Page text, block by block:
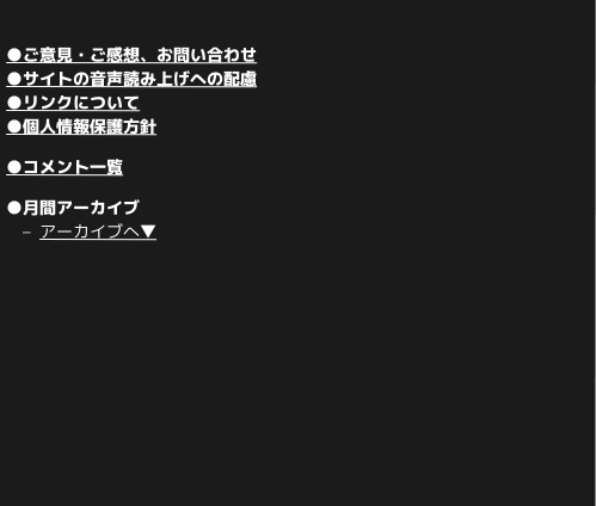
●ご意見・ご感想、お問い合わせ
●サイトの音声読み上げへの配慮
●リンクについて
●個人情報保護方針
●コメント一覧
●月間アーカイブ
アーカイブへ▼